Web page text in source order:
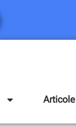
Articole